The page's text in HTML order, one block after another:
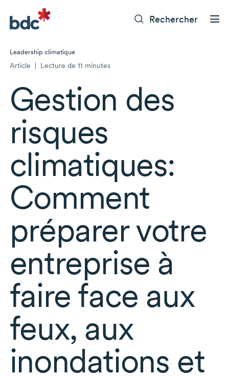
Rechercher
Leadership climatique
Article Lecture de 11 minutes
Gestion des
risques
climatiques:
Comment
préparer votre
entreprise à
faire face aux
feux, aux
inondations et